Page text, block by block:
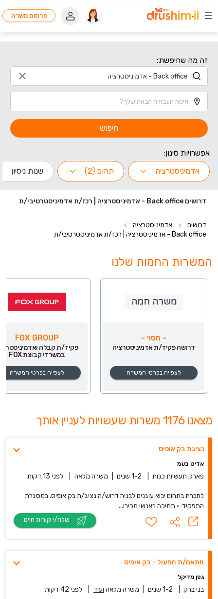
פרסום משרה
זה מה שחיפשת:
חיפוש
אפשרויות סינון:
אדמיניסטרציה
תחום (2) שנות ניסיון
דרושים Back office - אדמיניסטרציה | רכז/ת אדמיניסטרטיבי/ת
דרושים > אדמיניסטרציה
>
Back office - אדמיניסטרציה | רכז/ת אדמיניסטרטיבי/ת
המשרות החמות שלנו
- חסוי -
דרושה פקיד/ת אדמיניסטרציה
לצפייה בפרטי המשרה
FOX GROUP
פקיד/ת קבלה
במשרדי קבוצת FOX
לצפייה בפרטי המשרה
מצאנו 1176 משרות שעשויות לעניין אותך
נציגת בק אופיס
אדיט בעמ
פארק תעשיות כנות 1-2 שנים משרה מלאה לפני 13 דקות
לחברת בתחום יבוא עוגנים לבניה דרוש/ה נציג/ת בק אופיס. במסגרת
התפקיד: • תמיכה באנשי מכירו...
מתאם/ת תפעול - בק אופיס
גפן מדיקל
בני ברק 1-2 שנים משרה מלאה ועוד לפני 42 דקות